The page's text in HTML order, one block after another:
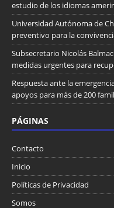
estudio de los idiomas
Universidad Autónoma de
preventivo para la
Subsecretario Nicolás
medidas urgentes para
Respuesta ante la
apoyos para más de 200
PÁGINAS
Contacto
Inicio
Políticas de Privacidad
Somos